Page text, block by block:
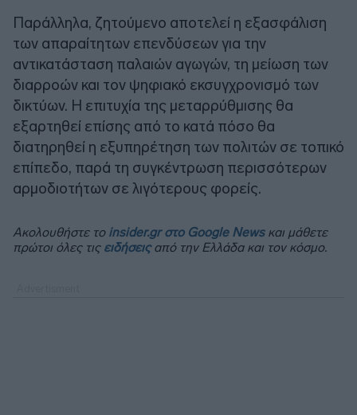
Παράλληλα, ζητούμενο αποτελεί η εξασφάλιση
των απαραίτητων επενδύσεων για την
αντικατάσταση παλαιών αγωγών, τη μείωση των
διαρροών και τον ψηφιακό εκσυγχρονισμό των
δικτύων. Η επιτυχία της μεταρρύθμισης θα
εξαρτηθεί επίσης από το κατά πόσο θα
διατηρηθεί η εξυπηρέτηση των πολιτών σε τοπικό
επίπεδο, παρά τη συγκέντρωση περισσότερων
αρμοδιοτήτων σε λιγότερους φορείς.
Ακολουθήστε το insider.gr στο Google Newsκαι μάθετε
πρώτοι όλες τις ειδήσειςαπό την Ελλάδα και τον κόσμο.